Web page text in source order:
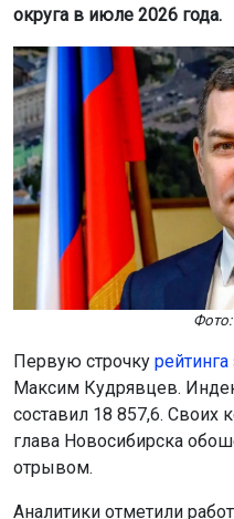
округа в июле 2026 года.
Первую строчку рейтинга
Максим Кудрявцев.
составил 18 857,6. Своих
глава Новосибирска
отрывом.
Аналитики отметили